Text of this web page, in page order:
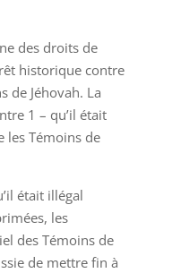
des droits de
historique contre
de Jéhovah. La
1 – qu’il était
les Témoins de
était illégal
les
des Témoins de
de mettre fin à